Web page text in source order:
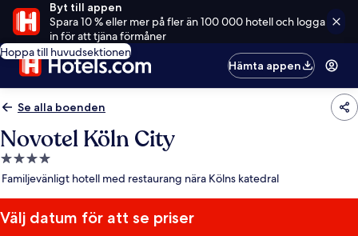
Byt till appen
Spara 10 % eller mer på fler än 100 000 hotell och logga
in för att tjäna förmåner
Hoppa till huvudsektionen
Hämta appen
Se alla boenden
Novotel Köln City
4.0-
stjärnigt
Familjevänligt hotell med restaurang nära Kölns katedral
Välj datum för att se priser